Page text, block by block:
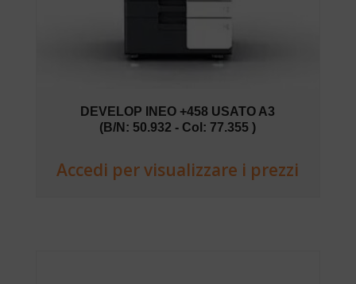
DEVELOP INEO +458 USATO A3
(B/N: 50.932 - Col: 77.355 )
Accedi per visualizzare i prezzi